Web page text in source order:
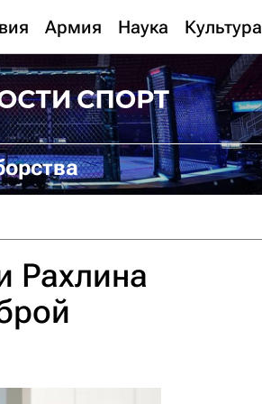
Армия Наука Культура
Рахлина